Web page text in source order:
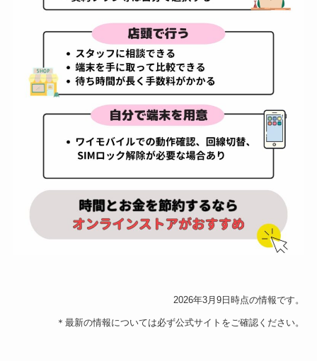
2026年3月9日時点の情報です。
＊最新の情報については必ず公式サイトをご確認ください。